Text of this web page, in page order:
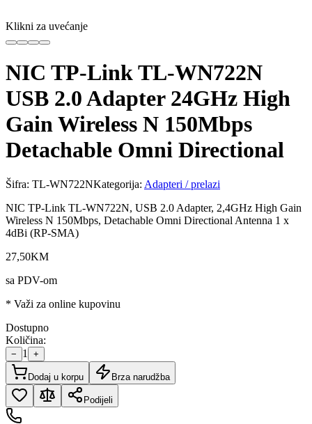
Klikni za uvećanje
NIC TP-Link TL-WN722N
USB 2.0 Adapter 24GHz High
Gain Wireless N 150Mbps
Detachable Omni Directional
Šifra: TL-WN722NKategorija: Adapteri / prelazi
NIC TP-Link TL-WN722N, USB 2.0 Adapter, 2,4GHz High Gain
Wireless N 150Mbps, Detachable Omni Directional Antenna 1 x
4dBi (RP-SMA)
27,50KM
sa PDV-om
* Važi za online kupovinu
Dostupno
Količina:
− 1 +
Dodaj u korpu Brza narudžba
Podijeli